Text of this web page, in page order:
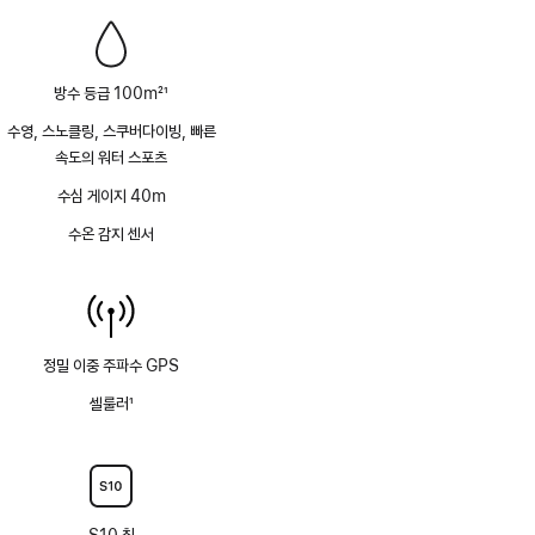
방수 등급 100m21
수영, 스노클링, 스쿠버다이빙, 빠른
속도의 워터 스포츠
수심 게이지 40m
수온 감지 센서
정밀 이중 주파수 GPS
셀룰러1